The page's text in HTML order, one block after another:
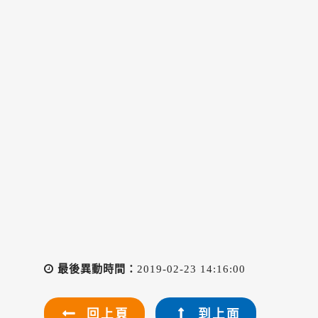
最後異動時間： 2019-02-23 14:16:00
回上頁 到上面